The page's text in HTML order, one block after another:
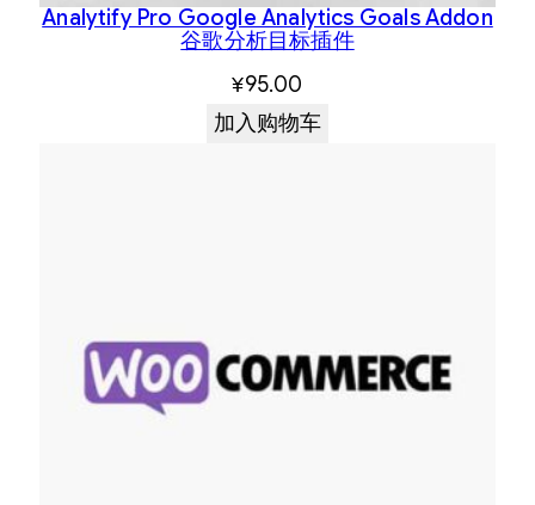
Analytify Pro Google Analytics Goals Addon
谷歌分析目标插件
¥95.00
加入购物车